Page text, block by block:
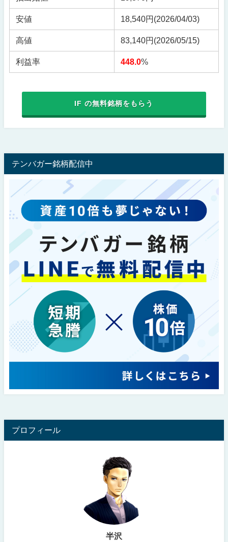
安値 18,540円 (2026/04/03)
高値 83,140円 (2026/05/15)
利益率 448.0%
IF の無料銘柄をもらう
テンバガー銘柄配信中
プロフィール
半沢